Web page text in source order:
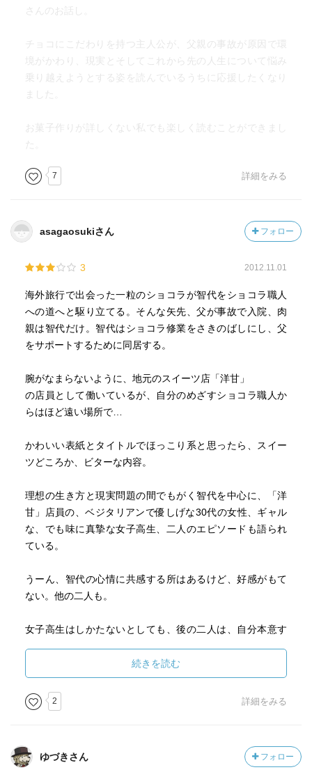
さんのお話し。
チョコにこだわりを持つ主人公が、父親の事故が原因で環
境がかわり、現実とそしてこれから先の人生について悩み
乗り越えようとする姿を読んでいるうちに応援したくなり
ました。
お菓子作りが詳しくない私でも楽しく読むことができまし
た。
7 詳細をみる
asagaosukiさん フォロー
3 2012.11.01
海外旅行で出会った一粒のショコラが智代をショコラ職人
への道へと駆り立てる。そんな矢先、父が事故で入院、肉
親は智代だけ。智代はショコラ修業をさきのばしにし、父
をサポートするために同居する。
腕がなまらないように、地元のスイーツ店「洋甘」
の店員として働いているが、自分のめざすショコラ職人か
らはほど遠い場所で…
かわいい表紙とタイトルでほっこり系と思ったら、スイー
ツどころか、ビターな内容。
理想の生き方と現実問題の間でもがく智代を中心に、「洋
甘」店員の、ベジタリアンで優しげな30代の女性、ギャル
な、でも味に真摯な女子高生、二人のエピソードも語られ
ている。
うーん、智代の心情に共感する所はあるけど、好感がもて
ない。他の二人も。
女子高生はしかたないとしても、後の二人は、自分本意す
その葛藤をリアルに描きたかったのだろうかな？
続きを読む
2 詳細をみる
ゆづきさん フォロー